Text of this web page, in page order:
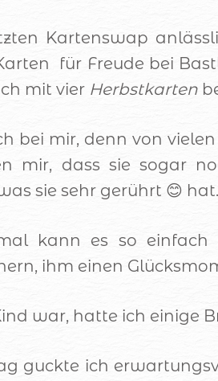
Kartenswap
für Freude bei
mit vier Herbstkarten
bei mir, denn von
mir, dass sie sogar
sie sehr gerührt 😊 hat.
kann es so einfach
ihm einen
war, hatte ich einige
guckte ich